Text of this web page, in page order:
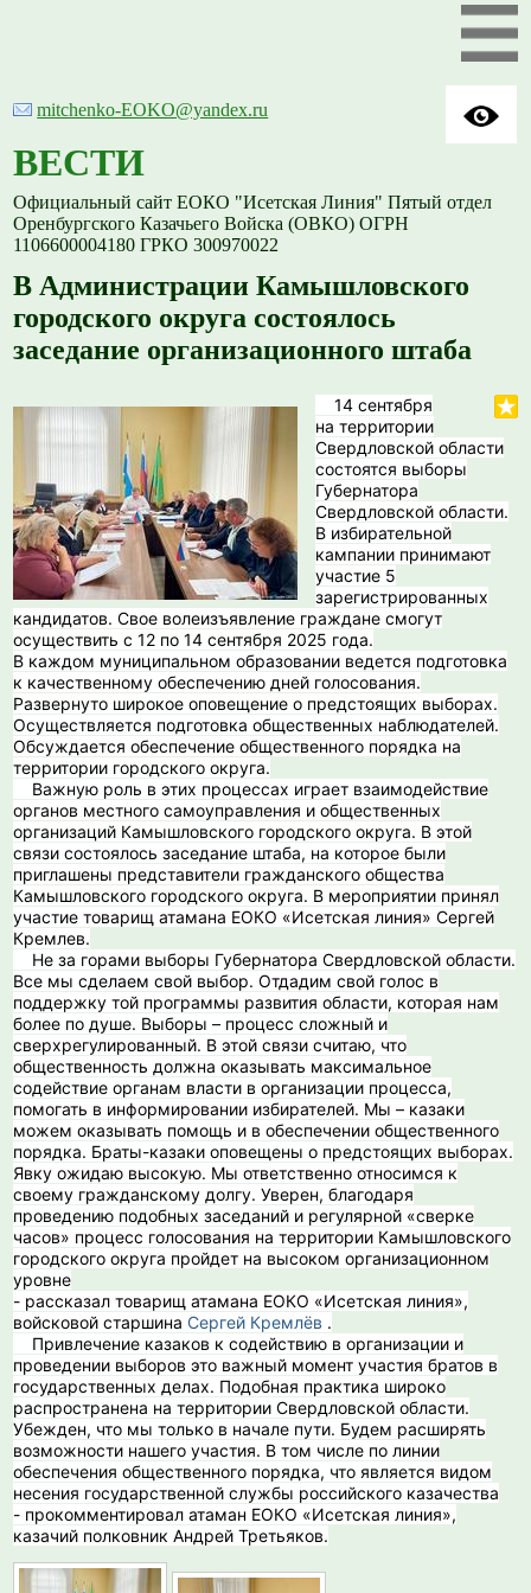
mitchenko-EOKO@yandex.ru
ВЕСТИ
Официальный сайт ЕОКО "Исетская Линия" Пятый отдел
Оренбургского Казачьего Войска (ОВКО) ОГРН
1106600004180 ГРКО 300970022
В Администрации Камышловского
городского округа состоялось
заседание организационного штаба
14 сентября
на территории
Свердловской области
состоятся выборы
Губернатора
Свердловской области.
В избирательной
кампании принимают
участие 5
зарегистрированных
кандидатов. Свое волеизъявление граждане смогут
осуществить с 12 по 14 сентября 2025 года.
В каждом муниципальном образовании ведется подготовка
к качественному обеспечению дней голосования.
Развернуто широкое оповещение о предстоящих выборах.
Осуществляется подготовка общественных наблюдателей.
Обсуждается обеспечение общественного порядка на
территории городского округа.
️ Важную роль в этих процессах играет взаимодействие
органов местного самоуправления и общественных
организаций Камышловского городского округа. В этой
связи состоялось заседание штаба, на которое были
приглашены представители гражданского общества
Камышловского городского округа. В мероприятии принял
участие товарищ атамана ЕОКО «Исетская линия» Сергей
Кремлев.
️ Не за горами выборы Губернатора Свердловской области.
Все мы сделаем свой выбор. Отдадим свой голос в
поддержку той программы развития области, которая нам
более по душе. Выборы – процесс сложный и
сверхрегулированный. В этой связи считаю, что
общественность должна оказывать максимальное
содействие органам власти в организации процесса,
помогать в информировании избирателей. Мы – казаки
можем оказывать помощь и в обеспечении общественного
порядка. Браты-казаки оповещены о предстоящих выборах.
Явку ожидаю высокую. Мы ответственно относимся к
своему гражданскому долгу. Уверен, благодаря
проведению подобных заседаний и регулярной «сверке
часов» процесс голосования на территории Камышловского
городского округа пройдет на высоком организационном
уровне
- рассказал товарищ атамана ЕОКО «Исетская линия»,
войсковой старшина Сергей Кремлёв .
️ Привлечение казаков к содействию в организации и
проведении выборов это важный момент участия братов в
государственных делах. Подобная практика широко
распространена на территории Свердловской области.
Убежден, что мы только в начале пути. Будем расширять
возможности нашего участия. В том числе по линии
обеспечения общественного порядка, что является видом
несения государственной службы российского казачества
- прокомментировал атаман ЕОКО «Исетская линия»,
казачий полковник Андрей Третьяков.